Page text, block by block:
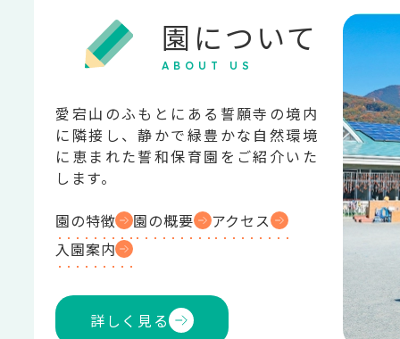
園について
ABOUT US
愛宕山のふもとにある誓願寺の境内
に隣接し、静かで緑豊かな自然環境
に恵まれた誓和保育園をご紹介いた
します。
園の特徴
園の概要
アクセス
入園案内
詳しく見る